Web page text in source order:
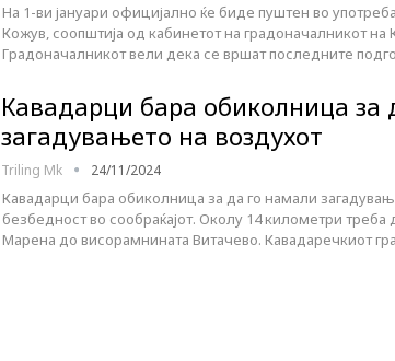
На 1-ви јануари официјално ќе биде пуштен во
Кожув, соопштија од кабинетот на градоначалникот на
Градоначалникот вели дека се вршат последните
Кавадарци бара обиколница за
загадувањето на воздухот
Triling Mk 24/11/2024
Кавадарци бара обиколница за да го намали
безбедност во сообраќајот. Околу 14 километри
Марена до висорамнината Витачево. Кавадаречкиот